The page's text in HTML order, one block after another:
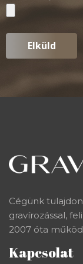
Cégünk
gravírozással,
2007 óta
Kapcsolat